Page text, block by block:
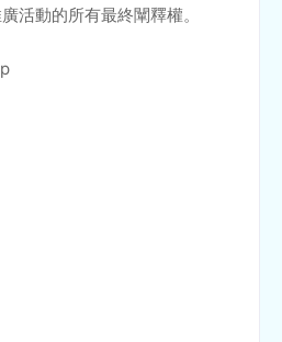
活動的所有最終闡釋權。